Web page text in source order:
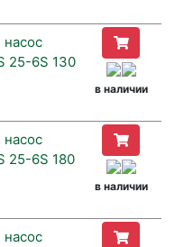
25-6S 130
в наличии
25-6S 180
в наличии